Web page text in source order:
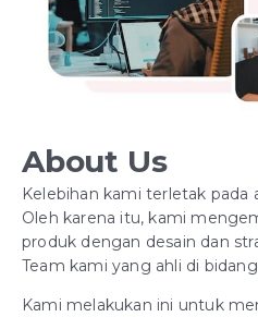
About Us
Kelebihan kami terletak pada
Oleh karena itu, kami
produk dengan desain dan
Team kami yang ahli di
Kami melakukan ini untuk